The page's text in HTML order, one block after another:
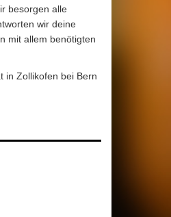
besorgen alle
wir deine
mit allem benötigten
in Zollikofen bei Bern